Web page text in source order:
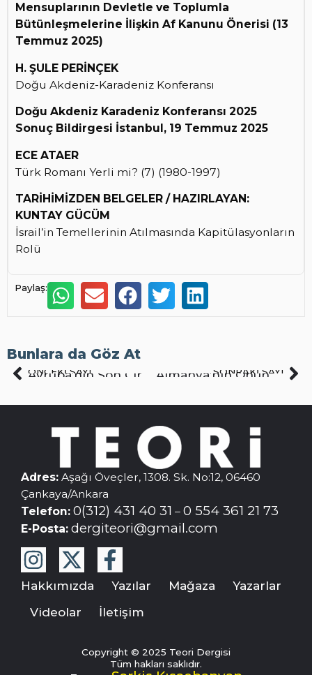
Mensuplarının Devletle ve Toplumla
Bütünleşmelerine İlişkin Af Kanunu Önerisi (13
Temmuz 2025)
H. ŞULE PERİNÇEK
Doğu Akdeniz-Karadeniz Konferansı
Doğu Akdeniz Karadeniz Konferansı 2025
Sonuç Bildirgesi İstanbul, 19 Temmuz 2025
ECE ATAER
Türk Romanı Yerli mi? (7) (1980-1997)
TARİHİMİZDEN BELGELER / HAZIRLAYAN:
KUNTAY GÜCÜM
İsrail’in Temellerinin Atılmasında Kapitülasyonların
Rolü
Paylaş:
Bunlara da Göz At
ÖNCEKI SAYI SONRAKI SAYI
Almanya’nın Önündeki Tarihî Rol ve Türklerin Katılımı
Adres: Aşağı Öveçler, 1308. Sk. No:12, 06460
Çankaya/Ankara
Telefon: 0(312) 431 40 31 – 0 554 361 21 73
E-Posta: dergiteori@gmail.com
Hakkımızda Yazılar Mağaza
Yazarlar
Videolar
İletişim
Copyright © 2025 Teori Dergisi
Tüm hakları saklıdır.